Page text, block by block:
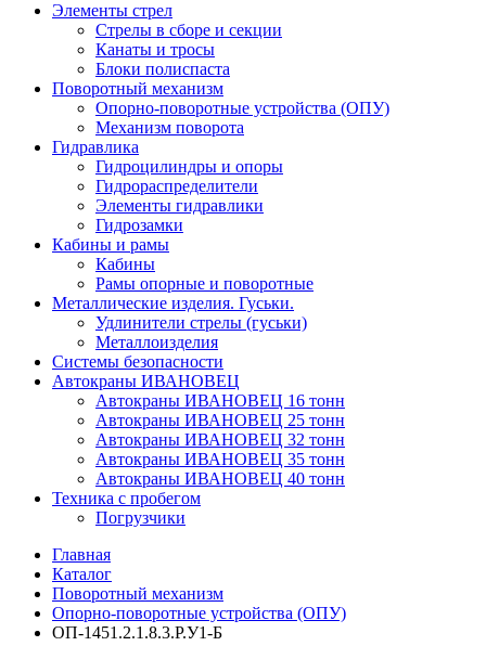
Элементы стрел
Стрелы в сборе и секции
Канаты и тросы
Блоки полиспаста
Поворотный механизм
Опорно-поворотные устройства (ОПУ)
Механизм поворота
Гидравлика
Гидроцилиндры и опоры
Гидрораспределители
Элементы гидравлики
Гидрозамки
Кабины и рамы
Кабины
Рамы опорные и поворотные
Металлические изделия. Гуськи.
Удлинители стрелы (гуськи)
Металлоизделия
Системы безопасности
Автокраны ИВАНОВЕЦ
Автокраны ИВАНОВЕЦ 16 тонн
Автокраны ИВАНОВЕЦ 25 тонн
Автокраны ИВАНОВЕЦ 32 тонн
Автокраны ИВАНОВЕЦ 35 тонн
Автокраны ИВАНОВЕЦ 40 тонн
Техника с пробегом
Погрузчики
Главная
Каталог
Поворотный механизм
Опорно-поворотные устройства (ОПУ)
ОП-1451.2.1.8.3.Р.У1-Б